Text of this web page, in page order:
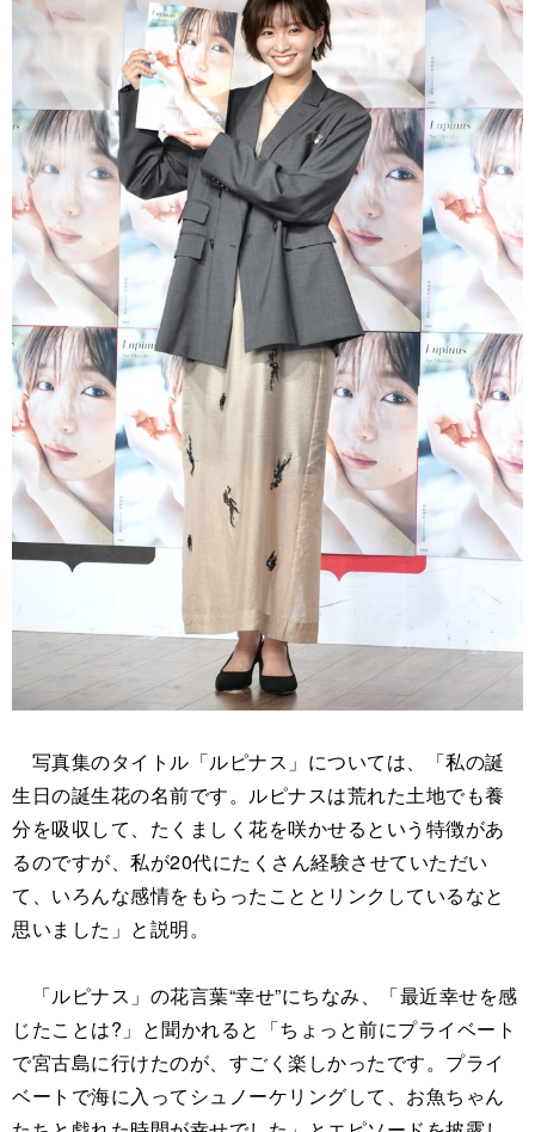
写真集のタイトル「ルピナス」については、「私の誕
生日の誕生花の名前です。ルピナスは荒れた土地でも養
分を吸収して、たくましく花を咲かせるという特徴があ
るのですが、私が20代にたくさん経験させていただい
て、いろんな感情をもらったこととリンクしているなと
思いました」と説明。
「ルピナス」の花言葉“幸せ”にちなみ、「最近幸せを感
じたことは?」と聞かれると「ちょっと前にプライベート
で宮古島に行けたのが、すごく楽しかったです。プライ
ベートで海に入ってシュノーケリングして、お魚ちゃん